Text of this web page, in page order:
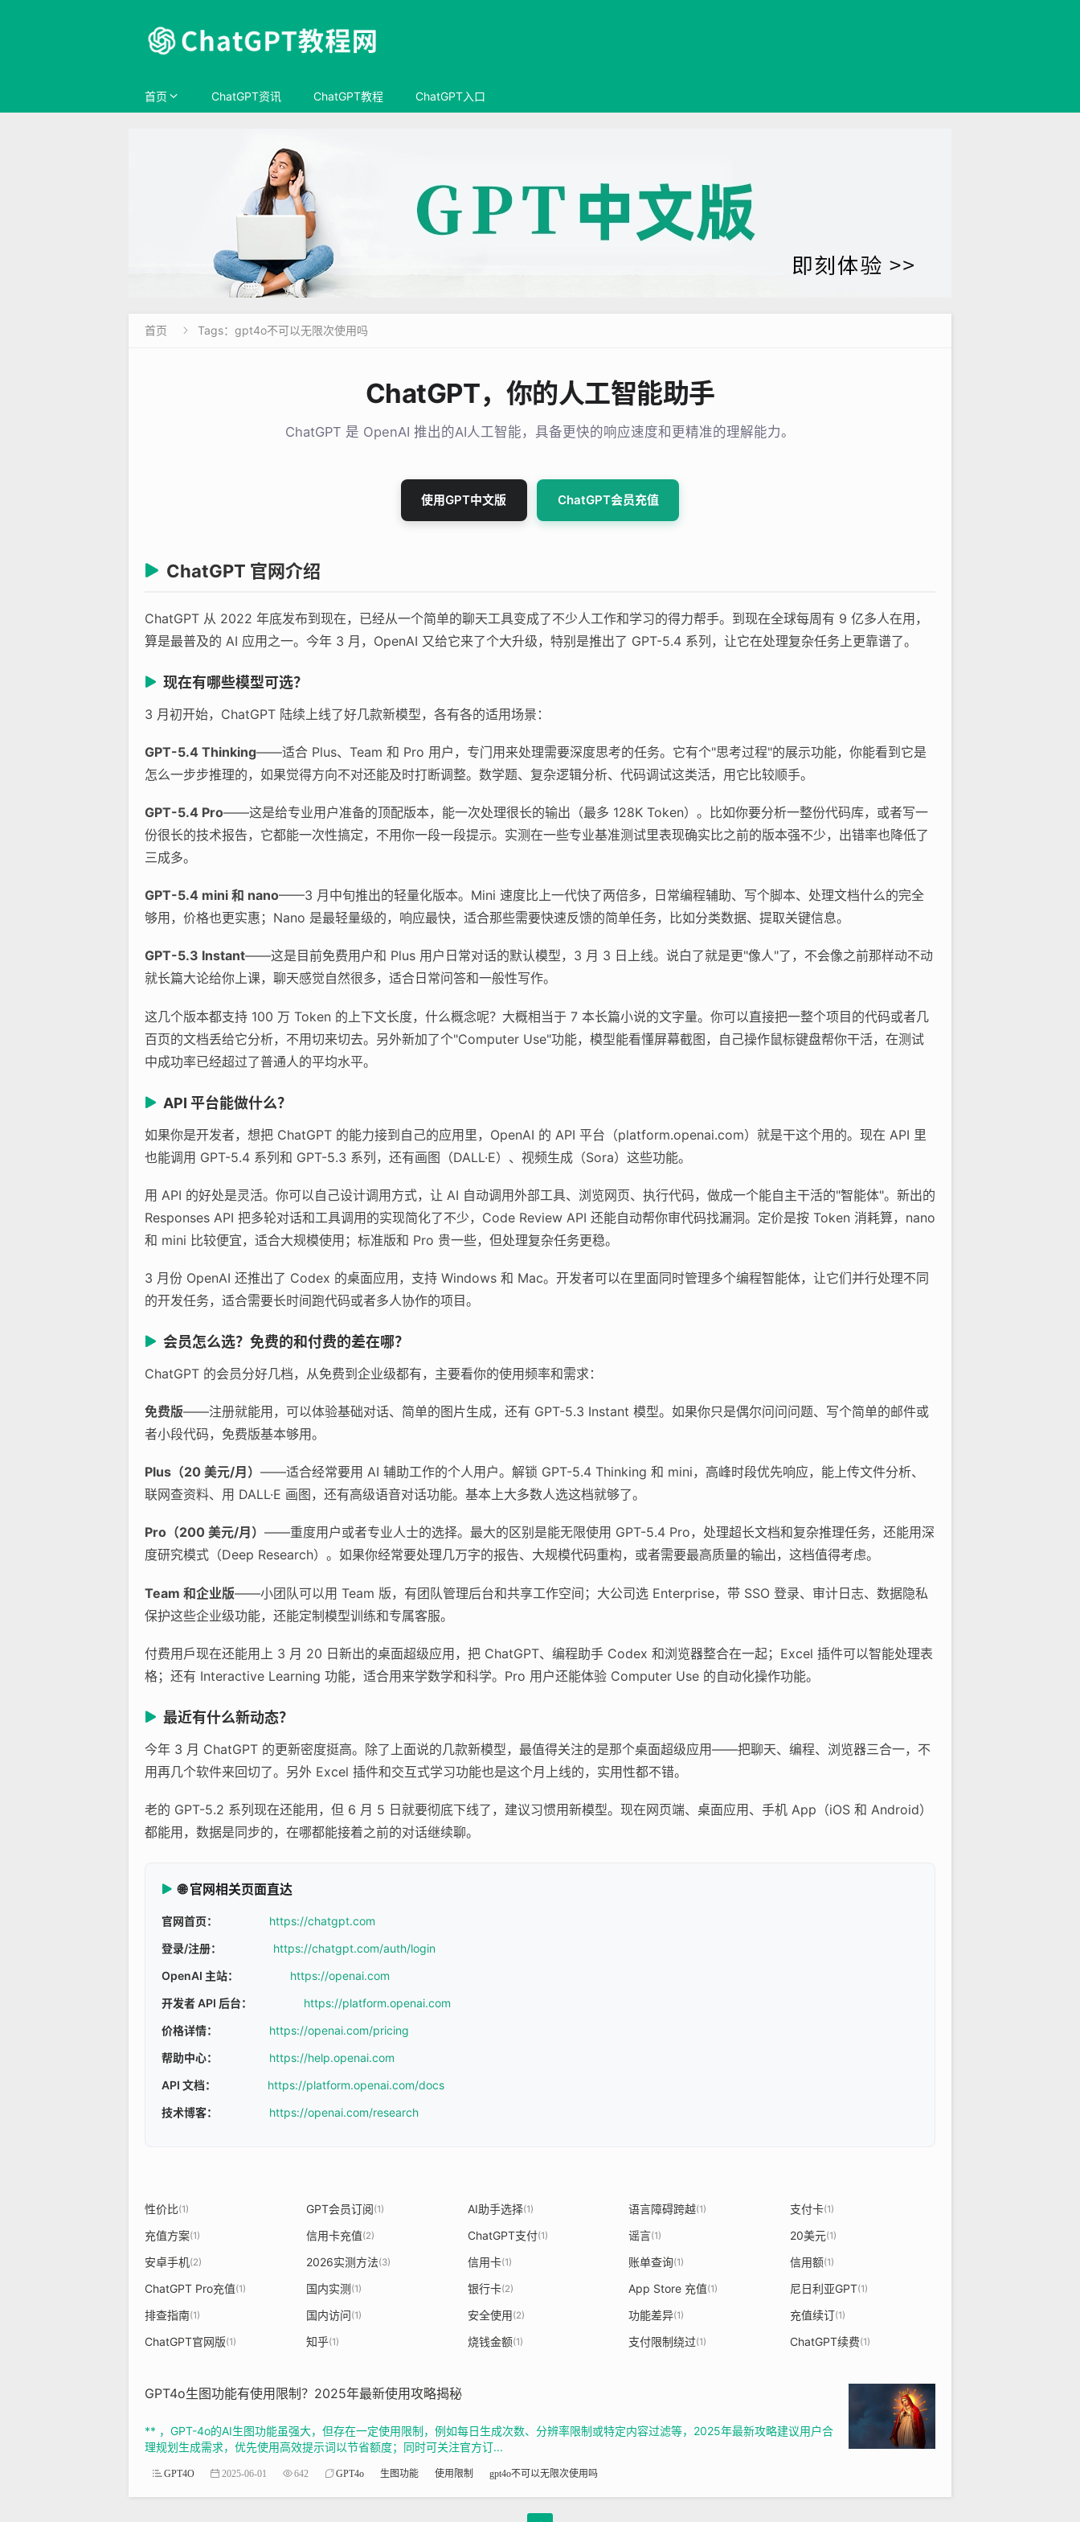
首页 ChatGPT资讯 ChatGPT教程 ChatGPT入口
首页  Tags：gpt4o不可以无限次使用吗
ChatGPT，你的人工智能助手
ChatGPT 是 OpenAI 推出的AI人工智能，具备更快的响应速度和更精准的理解能力。
使用GPT中文版 ChatGPT会员充值
ChatGPT 官网介绍
ChatGPT 从 2022 年底发布到现在，已经从一个简单的聊天工具变成了不少人工作和学习的得力帮手。到现在全球每周有 9 亿多人在用，
算是最普及的 AI 应用之一。今年 3 月，OpenAI 又给它来了个大升级，特别是推出了 GPT-5.4 系列，让它在处理复杂任务上更靠谱了。
现在有哪些模型可选？
3 月初开始，ChatGPT 陆续上线了好几款新模型，各有各的适用场景：
GPT-5.4 Thinking——适合 Plus、Team 和 Pro 用户，专门用来处理需要深度思考的任务。它有个"思考过程"的展示功能，你能看到它是
怎么一步步推理的，如果觉得方向不对还能及时打断调整。数学题、复杂逻辑分析、代码调试这类活，用它比较顺手。
GPT-5.4 Pro——这是给专业用户准备的顶配版本，能一次处理很长的输出（最多 128K Token）。比如你要分析一整份代码库，或者写一
份很长的技术报告，它都能一次性搞定，不用你一段一段提示。实测在一些专业基准测试里表现确实比之前的版本强不少，出错率也降低了
三成多。
GPT-5.4 mini 和 nano——3 月中旬推出的轻量化版本。Mini 速度比上一代快了两倍多，日常编程辅助、写个脚本、处理文档什么的完全
够用，价格也更实惠；Nano 是最轻量级的，响应最快，适合那些需要快速反馈的简单任务，比如分类数据、提取关键信息。
GPT-5.3 Instant——这是目前免费用户和 Plus 用户日常对话的默认模型，3 月 3 日上线。说白了就是更"像人"了，不会像之前那样动不动
就长篇大论给你上课，聊天感觉自然很多，适合日常问答和一般性写作。
这几个版本都支持 100 万 Token 的上下文长度，什么概念呢？大概相当于 7 本长篇小说的文字量。你可以直接把一整个项目的代码或者几
百页的文档丢给它分析，不用切来切去。另外新加了个"Computer Use"功能，模型能看懂屏幕截图，自己操作鼠标键盘帮你干活，在测试
中成功率已经超过了普通人的平均水平。
API 平台能做什么？
如果你是开发者，想把 ChatGPT 的能力接到自己的应用里，OpenAI 的 API 平台（platform.openai.com）就是干这个用的。现在 API 里
也能调用 GPT-5.4 系列和 GPT-5.3 系列，还有画图（DALL·E）、视频生成（Sora）这些功能。
用 API 的好处是灵活。你可以自己设计调用方式，让 AI 自动调用外部工具、浏览网页、执行代码，做成一个能自主干活的"智能体"。新出的
Responses API 把多轮对话和工具调用的实现简化了不少，Code Review API 还能自动帮你审代码找漏洞。定价是按 Token 消耗算，nano
和 mini 比较便宜，适合大规模使用；标准版和 Pro 贵一些，但处理复杂任务更稳。
3 月份 OpenAI 还推出了 Codex 的桌面应用，支持 Windows 和 Mac。开发者可以在里面同时管理多个编程智能体，让它们并行处理不同
的开发任务，适合需要长时间跑代码或者多人协作的项目。
会员怎么选？免费的和付费的差在哪？
ChatGPT 的会员分好几档，从免费到企业级都有，主要看你的使用频率和需求：
免费版——注册就能用，可以体验基础对话、简单的图片生成，还有 GPT-5.3 Instant 模型。如果你只是偶尔问问问题、写个简单的邮件或
者小段代码，免费版基本够用。
Plus（20 美元/月） ——适合经常要用 AI 辅助工作的个人用户。解锁 GPT-5.4 Thinking 和 mini，高峰时段优先响应，能上传文件分析、
联网查资料、用 DALL·E 画图，还有高级语音对话功能。基本上大多数人选这档就够了。
Pro（200 美元/月） ——重度用户或者专业人士的选择。最大的区别是能无限使用 GPT-5.4 Pro，处理超长文档和复杂推理任务，还能用深
度研究模式（Deep Research）。如果你经常要处理几万字的报告、大规模代码重构，或者需要最高质量的输出，这档值得考虑。
Team 和企业版——小团队可以用 Team 版，有团队管理后台和共享工作空间；大公司选 Enterprise，带 SSO 登录、审计日志、数据隐私
保护这些企业级功能，还能定制模型训练和专属客服。
付费用戶现在还能用上 3 月 20 日新出的桌面超级应用，把 ChatGPT、编程助手 Codex 和浏览器整合在一起；Excel 插件可以智能处理表
格；还有 Interactive Learning 功能，适合用来学数学和科学。Pro 用户还能体验 Computer Use 的自动化操作功能。
最近有什么新动态？
今年 3 月 ChatGPT 的更新密度挺高。除了上面说的几款新模型，最值得关注的是那个桌面超级应用——把聊天、编程、浏览器三合一，不
用再几个软件来回切了。另外 Excel 插件和交互式学习功能也是这个月上线的，实用性都不错。
老的 GPT-5.2 系列现在还能用，但 6 月 5 日就要彻底下线了，建议习惯用新模型。现在网页端、桌面应用、手机 App（iOS 和 Android）
都能用，数据是同步的，在哪都能接着之前的对话继续聊。
🌐 官网相关页面直达
官网首页：
https://chatgpt.com
登录/注册：
https://chatgpt.com/auth/login
OpenAI 主站：
https://openai.com
开发者 API 后台：
https://platform.openai.com
价格详情：
https://openai.com/pricing
帮助中心：
https://help.openai.com
API 文档：
https://platform.openai.com/docs
技术博客：
https://openai.com/research
性价比(1) GPT会员订阅(1) AI助手选择(1) 语言障碍跨越(1) 支付卡(1)
充值方案(1) 信用卡充值(2) ChatGPT支付(1) 谣言(1) 20美元(1)
安卓手机(2) 2026实测方法(3) 信用卡(1) 账单查询(1) 信用额(1)
ChatGPT Pro充值(1) 国内实测(1) 银行卡(2) App Store 充值(1) 尼日利亚GPT(1)
排查指南(1) 国内访问(1) 安全使用(2) 功能差异(1) 充值续订(1)
ChatGPT官网版(1) 知乎(1) 烧钱金额(1) 支付限制绕过(1) ChatGPT续费(1)
GPT4o生图功能有使用限制？2025年最新使用攻略揭秘
** ，GPT-4o的AI生图功能虽强大，但存在一定使用限制，例如每日生成次数、分辨率限制或特定内容过滤等，2025年最新攻略建议用户合
理规划生成需求，优先使用高效提示词以节省额度；同时可关注官方订...
GPT4O 2025-06-01 642 GPT4o 生图功能 使用限制 gpt4o不可以无限次使用吗